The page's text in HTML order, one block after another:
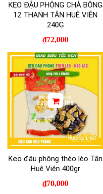
KẸO ĐẬU PHỘNG CHÀ BÔNG
12 THANH TÂN HUÊ VIÊN
240G
₫72,000
Kẹo đậu phộng thèo lèo Tân
Huê Viên 400gr
₫70,000